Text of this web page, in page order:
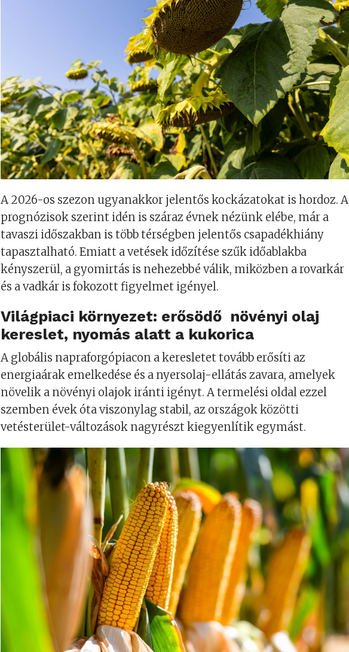
A 2026-os szezon ugyanakkor jelentős kockázatokat is hordoz. A
prognózisok szerint idén is száraz évnek nézünk elébe, már a
tavaszi időszakban is több térségben jelentős csapadékhiány
tapasztalható. Emiatt a vetések időzítése szűk időablakba
kényszerül, a gyomirtás is nehezebbé válik, miközben a rovarkár
és a vadkár is fokozott figyelmet igényel.
Világpiaci környezet: erősödő növényi olaj
kereslet, nyomás alatt a kukorica
A globális napraforgópiacon a keresletet tovább erősíti az
energiaárak emelkedése és a nyersolaj-ellátás zavara, amelyek
növelik a növényi olajok iránti igényt. A termelési oldal ezzel
szemben évek óta viszonylag stabil, az országok közötti
vetésterület-változások nagyrészt kiegyenlítik egymást.